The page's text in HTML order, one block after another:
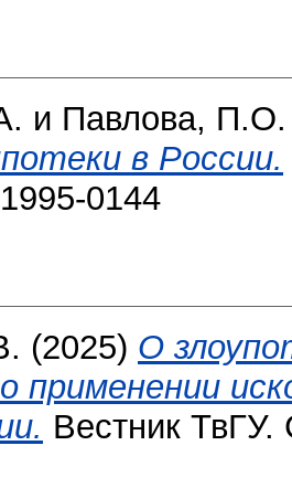
и Павлова, П.О.
в России.
0144
(2025) О
применении
Вестник